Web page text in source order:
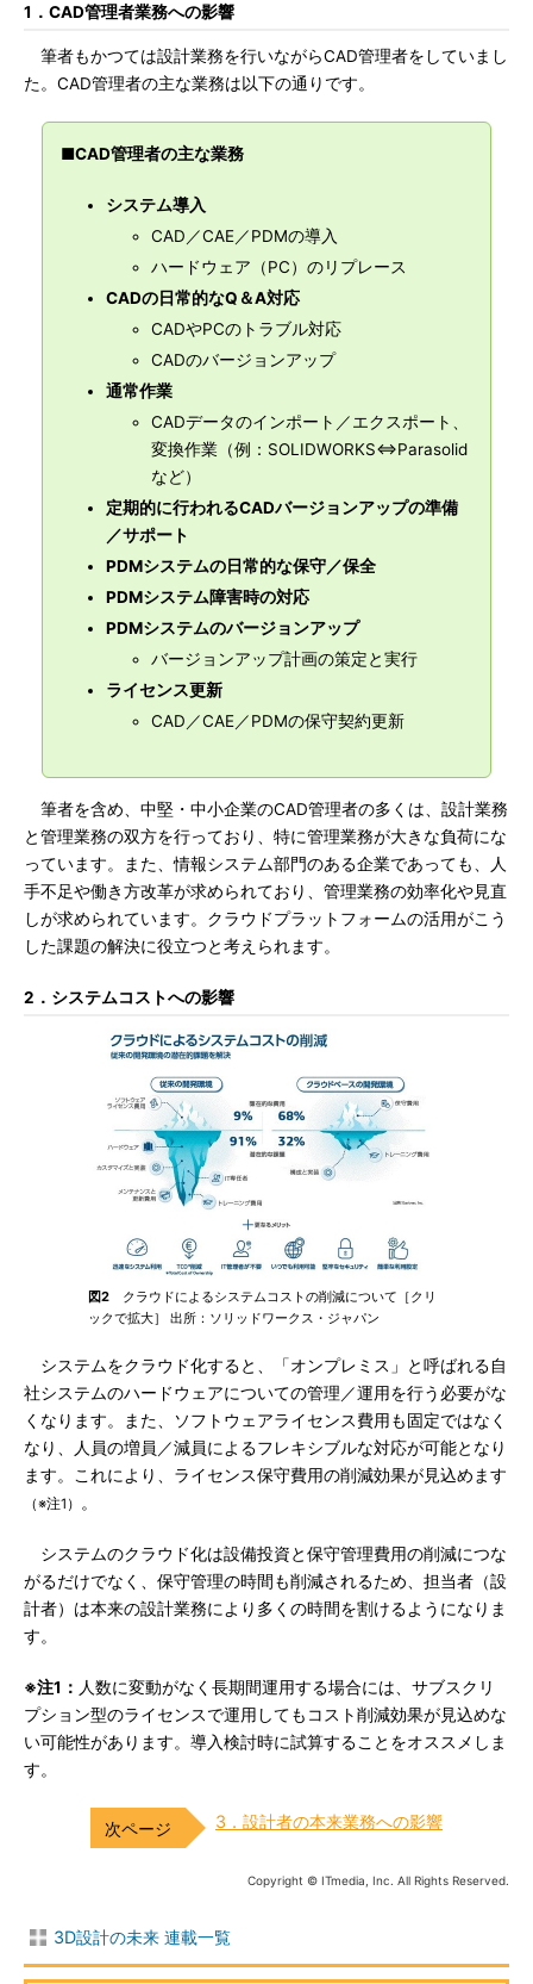
1．CAD管理者業務への影響
筆者もかつては設計業務を行いながらCAD管理者をしていまし
た。CAD管理者の主な業務は以下の通りです。
■CAD管理者の主な業務
システム導入
CAD／CAE／PDMの導入
ハードウェア（PC）のリプレース
CADの日常的なQ＆A対応
CADやPCのトラブル対応
CADのバージョンアップ
通常作業
CADデータのインポート／エクスポート、
変換作業（例：SOLIDWORKS⇔Parasolid
など）
定期的に行われるCADバージョンアップの準備
／サポート
PDMシステムの日常的な保守／保全
PDMシステム障害時の対応
PDMシステムのバージョンアップ
バージョンアップ計画の策定と実行
ライセンス更新
CAD／CAE／PDMの保守契約更新
筆者を含め、中堅・中小企業のCAD管理者の多くは、設計業務
と管理業務の双方を行っており、特に管理業務が大きな負荷にな
っています。また、情報システム部門のある企業であっても、人
手不足や働き方改革が求められており、管理業務の効率化や見直
しが求められています。クラウドプラットフォームの活用がこう
した課題の解決に役立つと考えられます。
2．システムコストへの影響
図2 クラウドによるシステムコストの削減について［クリ
ックで拡大］ 出所：ソリッドワークス・ジャパン
システムをクラウド化すると、「オンプレミス」と呼ばれる自
社システムのハードウェアについての管理／運用を行う必要がな
くなります。また、ソフトウェアライセンス費用も固定ではなく
なり、人員の増員／減員によるフレキシブルな対応が可能となり
ます。これにより、ライセンス保守費用の削減効果が見込めます
（※注1） 。
システムのクラウド化は設備投資と保守管理費用の削減につな
がるだけでなく、保守管理の時間も削減されるため、担当者（設
計者）は本来の設計業務により多くの時間を割けるようになりま
す。
※注1： 人数に変動がなく長期間運用する場合には、サブスクリ
プション型のライセンスで運用してもコスト削減効果が見込めな
い可能性があります。導入検討時に試算することをオススメしま
す。
3．設計者の本来業務への影響
Copyright © ITmedia, Inc. All Rights Reserved.
3D設計の未来 連載一覧